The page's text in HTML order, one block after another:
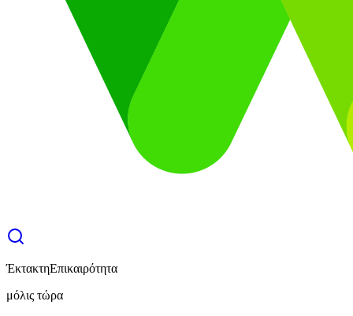
ΈκτακτηΕπικαιρότητα
μόλις τώρα